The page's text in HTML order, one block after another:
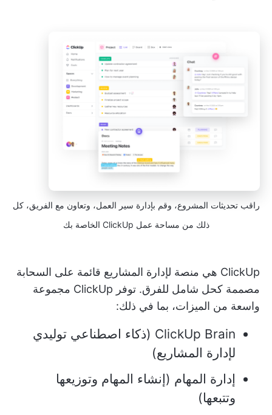
راقب تحديثات المشروع، وقم بإدارة سير العمل، وتعاون مع الفريق، كل
ذلك من مساحة عمل ClickUp الخاصة بك
ClickUp هي منصة لإدارة المشاريع قائمة على السحابة
مصممة كحل شامل للفرق. توفر ClickUp مجموعة
واسعة من الميزات، بما في ذلك:
ClickUp Brain (ذكاء اصطناعي توليدي
لإدارة المشاريع)
إدارة المهام (إنشاء المهام وتوزيعها
وتتبعها)